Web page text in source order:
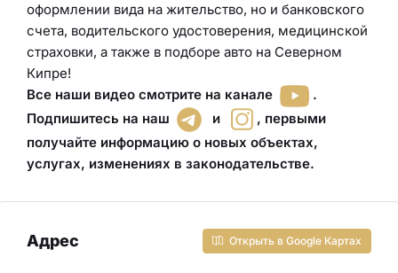
оформлении вида на жительство, но и банковского
счета, водительского удостоверения, медицинской
страховки, а также в подборе авто на Северном
Кипре!
Все наши видео смотрите на канале
.
Подпишитесь на наш
и , первыми
получайте информацию о новых объектах,
услугах, изменениях в законодательстве.
Адрес Открыть в Google Картах